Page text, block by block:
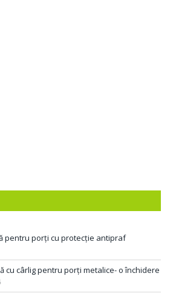
pentru porți cu protecție antipraf
cu cârlig pentru porți metalice- o închidere